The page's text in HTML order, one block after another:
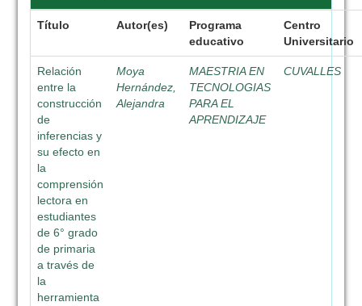
Título Autor(es)
Programa
educativo
Centro
Universitario
Relación
entre la
construcción
de
inferencias y
su efecto en
la
comprensión
lectora en
estudiantes
de 6° grado
de primaria
a través de
la
herramienta
Moya
Hernández,
Alejandra
MAESTRIA EN
TECNOLOGIAS
PARA EL
APRENDIZAJE
CUVALLES